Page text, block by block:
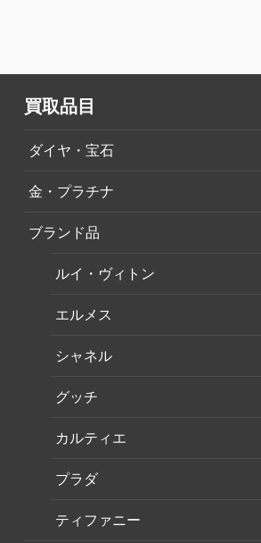
買取品目
ダイヤ・宝石
金・プラチナ
ブランド品
ルイ・ヴィトン
エルメス
シャネル
グッチ
カルティエ
プラダ
ティファニー